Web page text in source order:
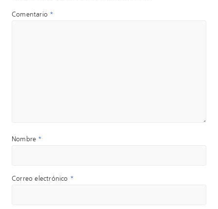
Comentario *
Nombre *
Correo electrónico *